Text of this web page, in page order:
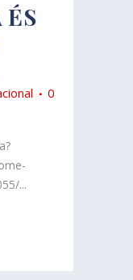
ÉS
0
...